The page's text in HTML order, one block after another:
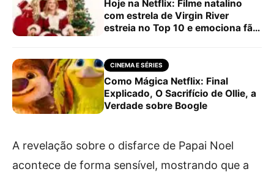
Hoje na Netflix: Filme natalino
com estrela de Virgin River
estreia no Top 10 e emociona fãs;
CINEMA E SÉRIES
Como Mágica Netflix: Final
Explicado, O Sacrifício de Ollie, a
Verdade sobre Boogle
A revelação sobre o disfarce de Papai Noel
acontece de forma sensível, mostrando que a